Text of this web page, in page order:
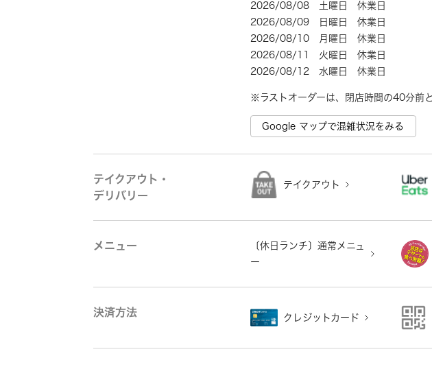
2026/08/08 土曜日 休業日
2026/08/09 日曜日 休業日
2026/08/10 月曜日 休業日
2026/08/11 火曜日 休業日
2026/08/12 水曜日 休業日
Google マップで混雑状況をみる
テイクアウト・
デリバリー
テイクアウト
メニュー
〔休日ランチ〕通常メニュ
ー
決済方法 クレジットカード